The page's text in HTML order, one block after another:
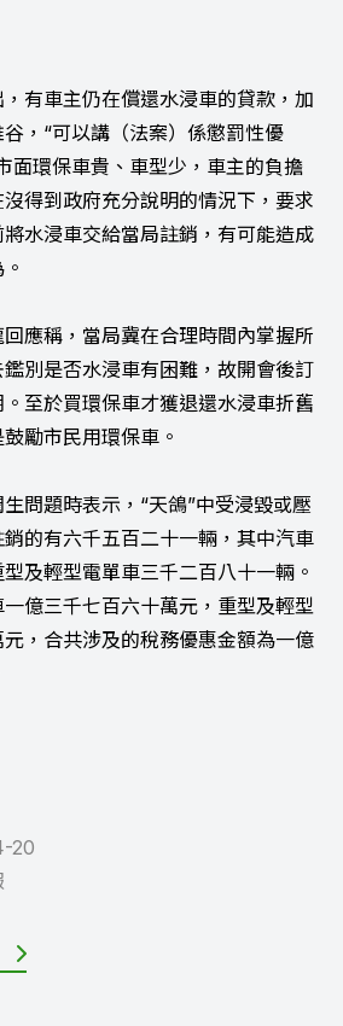
有車主仍在償還水浸車的貸款，加
谷，“可以講（法案）係懲罰性優
面環保車貴、車型少，車主的負擔
得到政府充分說明的情況下，要求
水浸車交給當局註銷，有可能造成
應稱，當局冀在合理時間內掌握所
別是否水浸車有困難，故開會後訂
至於買環保車才獲退還水浸車折舊
勵市民用環保車。
問題時表示，“天鴿”中受浸毀或壓
的有六千五百二十一輛，其中汽車
及輕型電單車三千二百八十一輛。
億三千七百六十萬元，重型及輕型
，合共涉及的稅務優惠金額為一億
20